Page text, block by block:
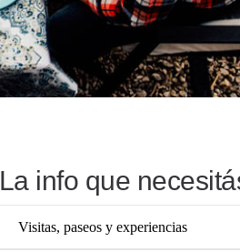
La info que
Visitas, paseos y experiencias